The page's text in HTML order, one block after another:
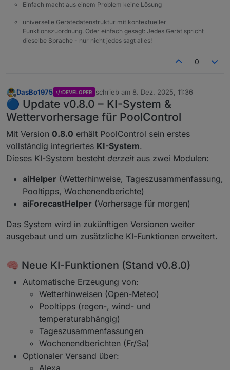
Einfach macht aus einem Problem keine Lösung
universelle Gerätedatenstruktur mit kontextueller
Funktionszuordnung. Oder einfach gesagt: Jedes Gerät spricht
dieselbe Sprache - nur nicht jedes sagt alles!
0
Offline
DasBo1975 DEVELOPER schrieb am 8. Dez. 2025, 11:36
zuletzt editiert von
🔵 Update v0.8.0 – KI-System &
Wettervorhersage für PoolControl
Mit Version 0.8.0 erhält PoolControl sein erstes
vollständig integriertes KI-System.
Dieses KI-System besteht derzeitaus zwei Modulen:
aiHelper (Wetterhinweise, Tageszusammenfassung,
Pooltipps, Wochenendberichte)
aiForecastHelper (Vorhersage für morgen)
Das System wird in zukünftigen Versionen weiter
ausgebaut und um zusätzliche KI-Funktionen erweitert.
🧠 Neue KI-Funktionen (Stand v0.8.0)
Automatische Erzeugung von:
Wetterhinweisen (Open-Meteo)
Pooltipps (regen-, wind- und
temperaturabhängig)
Tageszusammenfassungen
Wochenendberichten (Fr/Sa)
Optionaler Versand über:
Alexa